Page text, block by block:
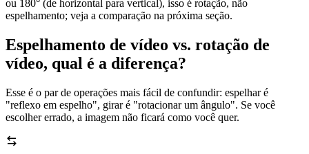
ou 180° (de horizontal para vertical), isso é rotação, não
espelhamento; veja a comparação na próxima seção.
Espelhamento de vídeo vs. rotação de
vídeo, qual é a diferença?
Esse é o par de operações mais fácil de confundir: espelhar é
"reflexo em espelho", girar é "rotacionar um ângulo". Se você
escolher errado, a imagem não ficará como você quer.